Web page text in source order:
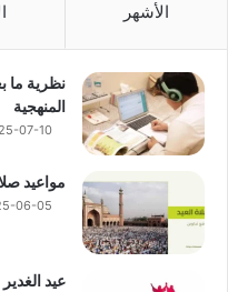
الأشهر
نظرية ما
المنهجية
07-10
مواعيد
06-05
عيد